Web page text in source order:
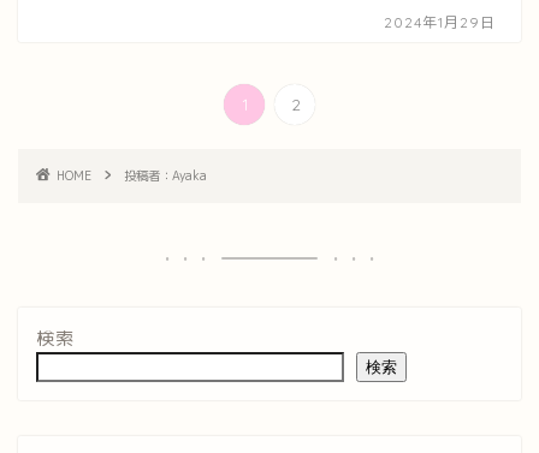
2024年1月29日
1 2
HOME 投稿者：Ayaka
検索
検索